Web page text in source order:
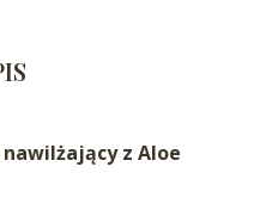
nawilżający z Aloe